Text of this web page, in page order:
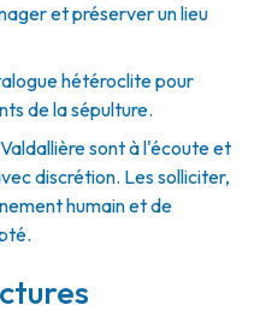
et préserver un lieu
hétéroclite pour
de la sépulture.
sont à l'écoute et
discrétion. Les solliciter,
humain et de